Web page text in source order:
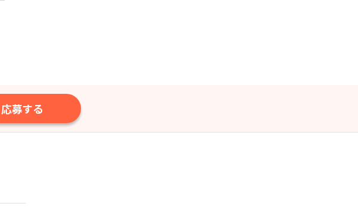
応募する